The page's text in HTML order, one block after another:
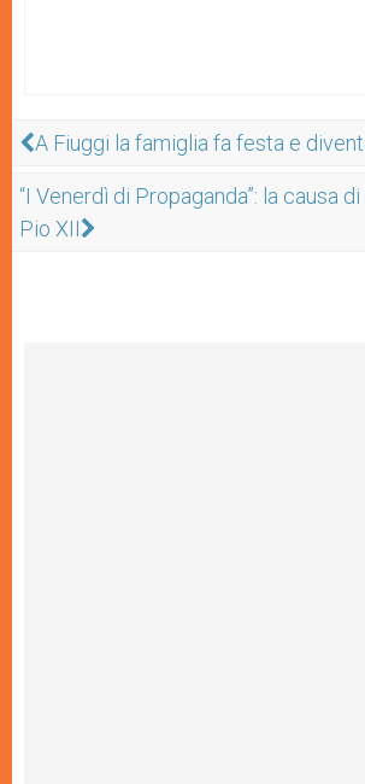
A Fiuggi la famiglia fa festa e
“I Venerdì di Propaganda”: la causa
Pio XII